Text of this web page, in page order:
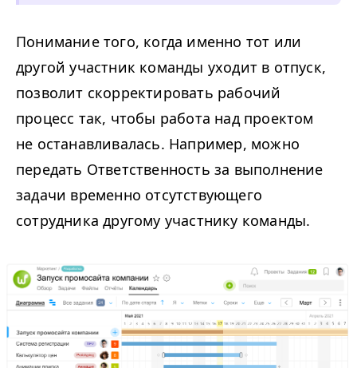
Понимание того, когда именно тот или
другой участник команды уходит в отпуск,
позволит скорректировать рабочий
процесс так, чтобы работа над проектом
не останавливалась. Например, можно
передать Ответственность за выполнение
задачи временно отсутствующего
сотрудника другому участнику команды.